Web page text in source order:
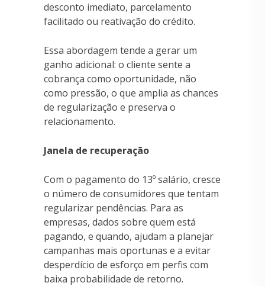
desconto imediato, parcelamento
facilitado ou reativação do crédito.
Essa abordagem tende a gerar um
ganho adicional: o cliente sente a
cobrança como oportunidade, não
como pressão, o que amplia as chances
de regularização e preserva o
relacionamento.
Janela de recuperação
Com o pagamento do 13º salário, cresce
o número de consumidores que tentam
regularizar pendências. Para as
empresas, dados sobre quem está
pagando, e quando, ajudam a planejar
campanhas mais oportunas e a evitar
desperdício de esforço em perfis com
baixa probabilidade de retorno.